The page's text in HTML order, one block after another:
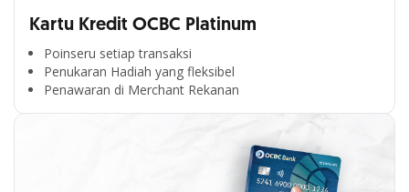
Kartu Kredit OCBC Platinum
Poinseru setiap transaksi
Penukaran Hadiah yang fleksibel
Penawaran di Merchant Rekanan